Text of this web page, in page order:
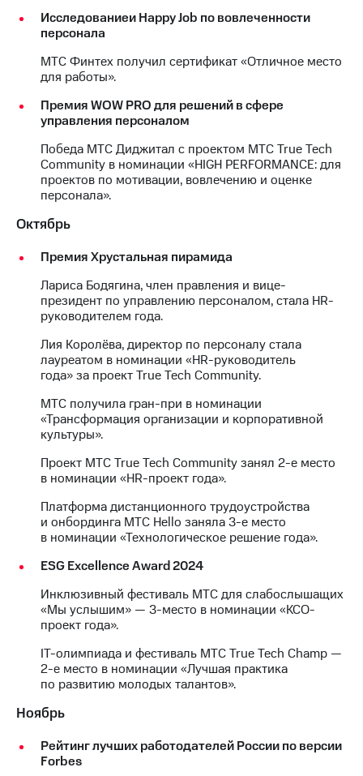
Исследованиеи Happy Job по вовлеченности
персонала
МТС Финтех получил сертификат «Отличное место
для работы».
Премия WOW PRO для решений в сфере
управления персоналом
Победа МТС Диджитал с проектом МТС True Tech
Community в номинации «HIGH PERFORMANCE: для
проектов по мотивации, вовлечению и оценке
персонала».
Октябрь
Премия Хрустальная пирамида
Лариса Бодягина, член правления и вице-
президент по управлению персоналом, стала HR-
руководителем года.
Лия Королёва, директор по персоналу стала
лауреатом в номинации «HR-руководитель
года» за проект True Tech Community.
МТС получила гран-при в номинации
«Трансформация организации и корпоративной
культуры».
Проект МТС True Tech Community занял 2-е место
в номинации «HR-проект года».
Платформа дистанционного трудоустройства
и онбординга МТС Hello заняла 3-е место
в номинации «Технологическое решение года».
ESG Excellence Award 2024
Инклюзивный фестиваль МТС для слабослышащих
«Мы услышим» — 3-место в номинации «КСО-
проект года».
IT-олимпиада и фестиваль МТС True Tech Champ —
2-е место в номинации «Лучшая практика
по развитию молодых талантов».
Ноябрь
Рейтинг лучших работодателей России по версии
Forbes